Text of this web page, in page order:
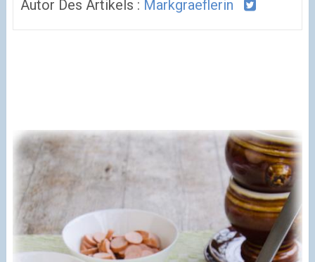
Autor Des Artikels : Markgraeflerin